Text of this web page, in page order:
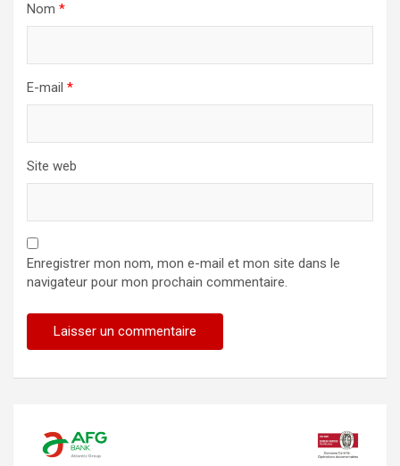
Nom *
E-mail *
Site web
Enregistrer mon nom, mon e-mail et mon site dans le
navigateur pour mon prochain commentaire.